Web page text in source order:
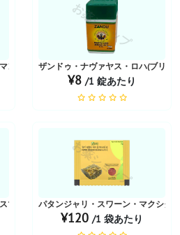
ンドゥール
お薬ショップ
ザンドゥ・ナヴァヤス・ロハ(ブリハ
¥8 /1 錠あたり
マ
お薬ショップ
パタンジャリ・スワーン・マクシク
¥120 /1 袋あたり